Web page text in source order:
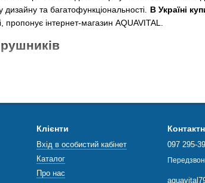
та багатофункціональності. В Україні
пропонує інтернет-магазин AQUAVITAL.
центральну систему опалення, заощаджуючи
температуру залежно від сезону та
Клієнти
Вхід в особистий кабінет
Каталог
Про нас
097 295-